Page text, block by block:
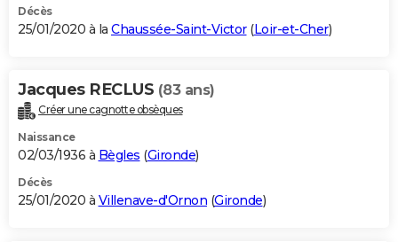
Décès
25/01/2020 à la Chaussée-Saint-Victor(Loir-et-Cher)
Jacques RECLUS (83 ans)
Créer une cagnotte obsèques
Naissance
02/03/1936 à Bègles (Gironde)
Décès
25/01/2020 à Villenave-d'Ornon (Gironde)